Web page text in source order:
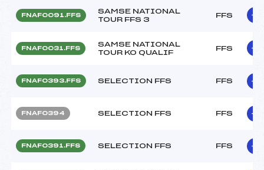
FNAF0091.FFS
SAMSE NATIONAL
TOUR FFS 3
FFS
FNAF0031.FFS
SAMSE NATIONAL
TOUR KO QUALIF
FFS
FNAF0393.FFS SELECTION FFS FFS
FNAF0394 SELECTION FFS FFS
FNAF0391.FFS SELECTION FFS FFS